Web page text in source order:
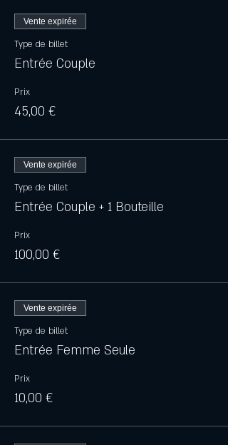
Vente expirée
Type de billet
Entrée Couple
Prix
45,00 €
Vente expirée
Type de billet
Entrée Couple + 1 Bouteille
Prix
100,00 €
Vente expirée
Type de billet
Entrée Femme Seule
Prix
10,00 €